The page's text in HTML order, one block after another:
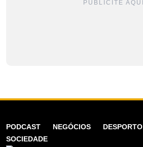
PUBLICITE AQUI
PODCAST NEGÓCIOS DESPORTO
SOCIEDADE